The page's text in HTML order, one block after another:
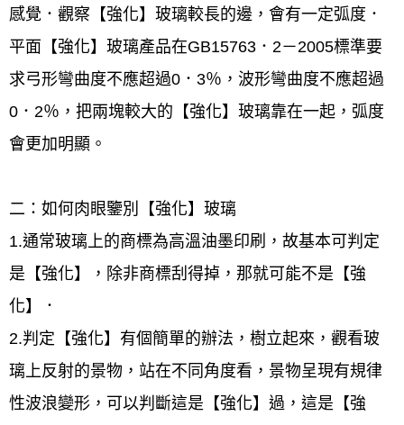
感覺．觀察【強化】玻璃較長的邊，會有一定弧度．
平面【強化】玻璃產品在GB15763．2－2005標準要
求弓形彎曲度不應超過0．3％，波形彎曲度不應超過
0．2％，把兩塊較大的【強化】玻璃靠在一起，弧度
會更加明顯。
二：如何肉眼鑒別【強化】玻璃
1.通常玻璃上的商標為高溫油墨印刷，故基本可判定
是【強化】，除非商標刮得掉，那就可能不是【強
化】．
2.判定【強化】有個簡單的辦法，樹立起來，觀看玻
璃上反射的景物，站在不同角度看，景物呈現有規律
性波浪變形，可以判斷這是【強化】過，這是【強